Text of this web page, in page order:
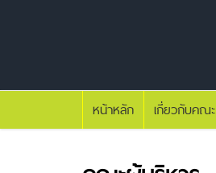
หน้าหลัก เกี่ยวกับคณะ